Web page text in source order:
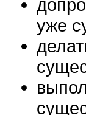
уже